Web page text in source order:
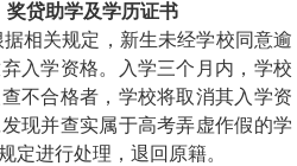
奖贷助学及学历证书
据相关规定，新生未经学校同意逾
入学资格。入学三个月内，学校
不合格者，学校将取消其入学资
现并查实属于高考弄虚作假的学
定进行处理，退回原籍。